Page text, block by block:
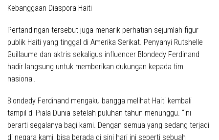
Kebanggaan Diaspora Haiti
Pertandingan tersebut juga menarik perhatian sejumlah figur
publik Haiti yang tinggal di Amerika Serikat. Penyanyi Rutshelle
Guillaume dan aktris sekaligus influencer Blondedy Ferdinand
hadir langsung untuk memberikan dukungan kepada tim
nasional.
Blondedy Ferdinand mengaku bangga melihat Haiti kembali
tampil di Piala Dunia setelah puluhan tahun menunggu. “Ini
berarti segalanya bagi kami. Dengan semua yang sedang terjadi
di negara kami, bisa berada di sini hari ini seperti sebuah